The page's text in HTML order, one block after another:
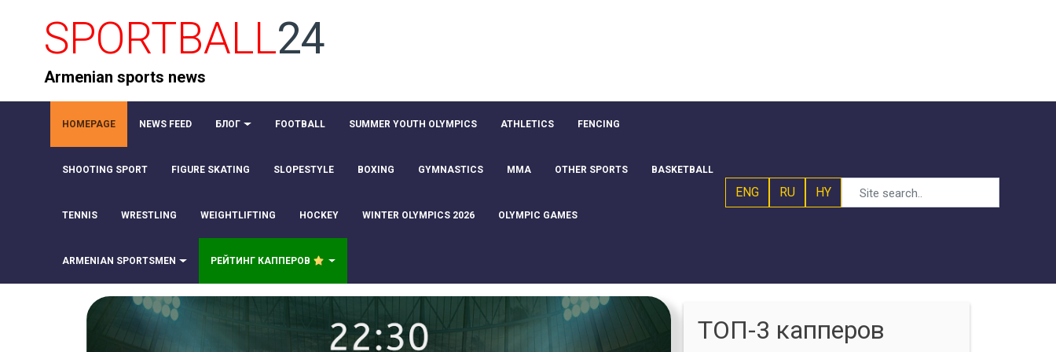
SPORTBALL24
Armenian sports news
HOMEPAGE NEWS FEED БЛОГ FOOTBALL SUMMER YOUTH OLYMPICS ATHLETICS FENCING
SHOOTING SPORT FIGURE SKATING SLOPESTYLE BOXING GYMNASTICS MMA OTHER SPORTS BASKETBALL
TENNIS WRESTLING WEIGHTLIFTING HOCKEY WINTER OLYMPICS 2026 OLYMPIC GAMES
ARMENIAN SPORTSMEN РЕЙТИНГ КАППЕРОВ
ENG RU HY
ТОП-3 капперов